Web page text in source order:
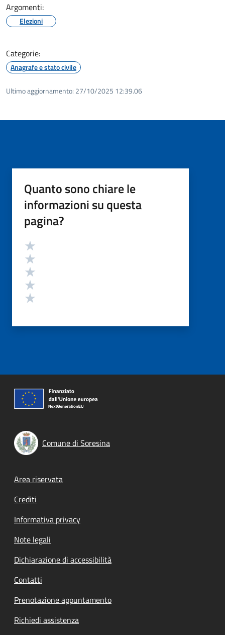
Argomenti:
Elezioni
Categorie:
Anagrafe e stato civile
Ultimo aggiornamento: 27/10/2025 12:39.06
Quanto sono chiare le
informazioni su questa
pagina?
Valutazione
Comune di Soresina
Footer menu
Area riservata
Crediti
Informativa privacy
Note legali
Dichiarazione di accessibilità
Contatti
Prenotazione appuntamento
Richiedi assistenza